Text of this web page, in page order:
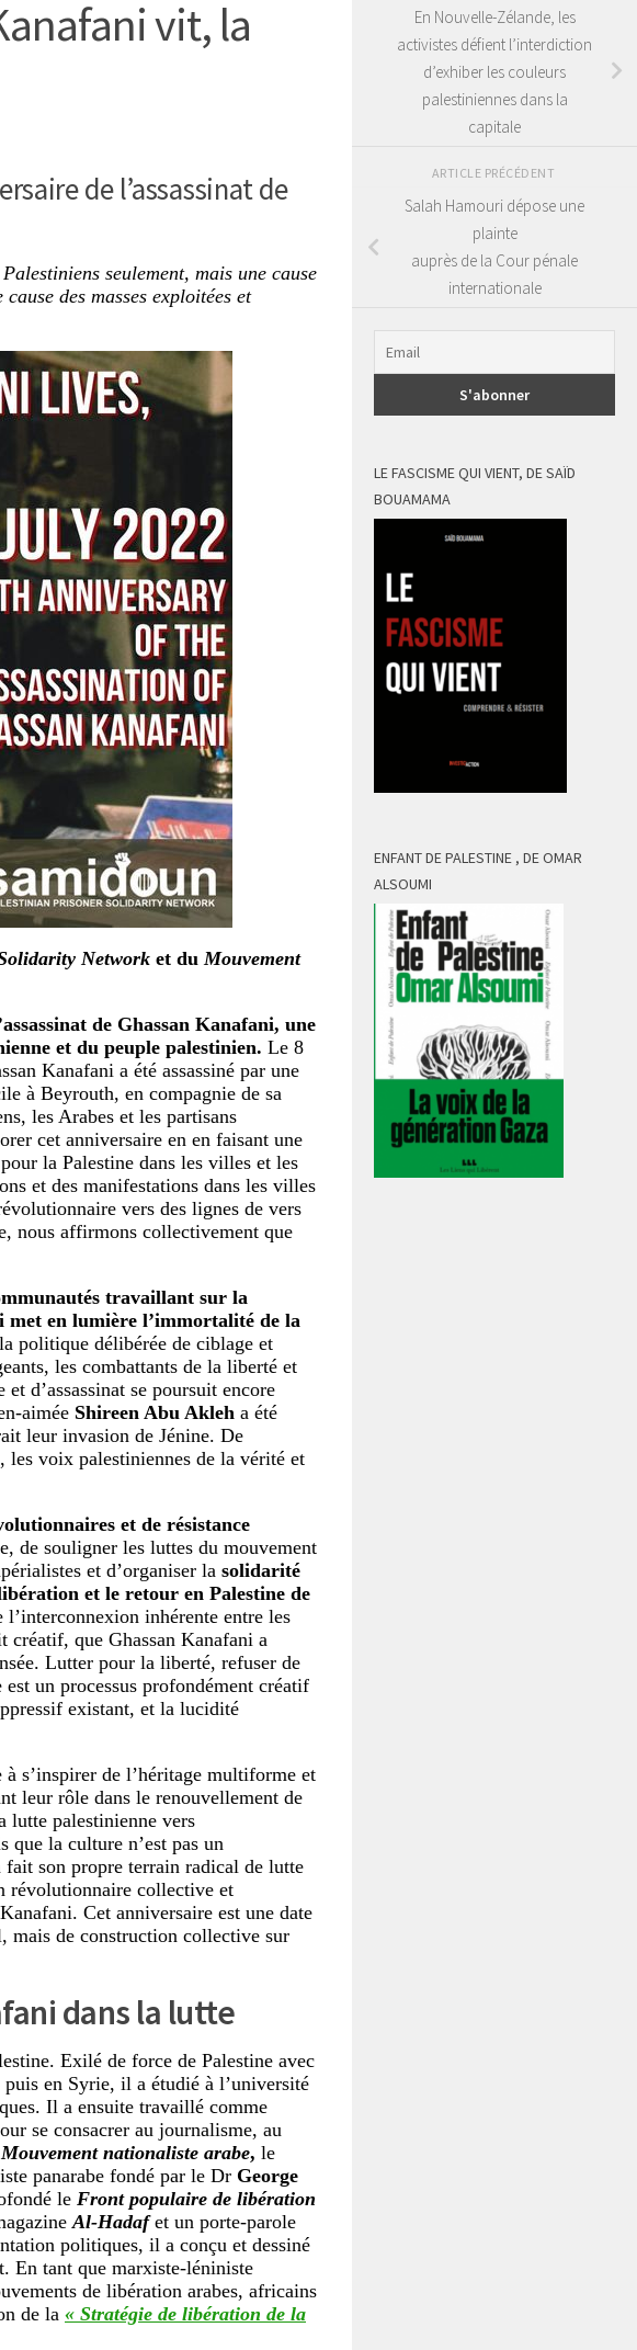
vit, la
de l’assassinat de
seulement, mais une cause
des masses exploitées et
Network et duMouvement
de Ghassan Kanafani, une
et du peuple palestinien. Le 8
Kanafani a été assassiné par une
à Beyrouth, en compagnie de sa
les Arabes et les partisans
cet anniversaire en en faisant une
la Palestine dans les villes et les
et des manifestations dans les villes
vers des lignes de vers
nous affirmons collectivement que
travaillant sur la
en lumière l’immortalité de la
politique délibérée de ciblage et
les combattants de la liberté et
d’assassinat se poursuit encore
aimée Shireen Abu Akleh a été
leur invasion de Jénine. De
les voix palestiniennes de la vérité et
et de résistance
de souligner les luttes du mouvement
et d’organiser la solidarité
et le retour en Palestine de
inhérente entre les
créatif, que Ghassan Kanafani a
Lutter pour la liberté, refuser de
un processus profondément créatif
existant, et la lucidité
s’inspirer de l’héritage multiforme et
leur rôle dans le renouvellement de
lutte palestinienne vers
que la culture n’est pas un
son propre terrain radical de lutte
révolutionnaire collective et
Cet anniversaire est une date
mais de construction collective sur
dans la lutte
Exilé de force de Palestine avec
en Syrie, il a étudié à l’université
Il a ensuite travaillé comme
se consacrer au journalisme, au
Mouvement nationaliste arabe, le
panarabe fondé par le Dr George
le Front populaire de libération
Al-Hadaf et un porte-parole
politiques, il a conçu et dessiné
En tant que marxiste-léniniste
de libération arabes, africains
de la « Stratégie de libération de la
En Nouvelle-Zélande, les
activistes défient l’interdiction
d’exhiber les couleurs
palestiniennes dans la
capitale
ARTICLE PRÉCÉDENT
Salah Hamouri dépose une
plainte
auprès de la Cour pénale
internationale
LE FASCISME QUI VIENT, DE SAÏD
BOUAMAMA
ENFANT DE PALESTINE , DE OMAR
ALSOUMI